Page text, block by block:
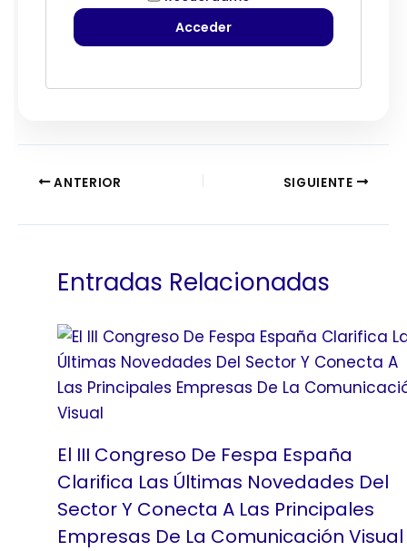
ANTERIOR SIGUIENTE
Entradas Relacionadas
El III Congreso De Fespa España
Clarifica Las Últimas Novedades Del
Sector Y Conecta A Las Principales
Empresas De La Comunicación Visual